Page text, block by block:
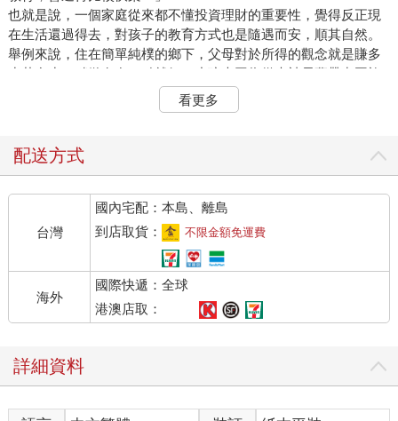
也就是說，一個家庭從來都不懂投資理財的重要性，覺得反正現
在生活還過得去，對孩子的教育方式也是隨遇而安，順其自然。
舉例來說，住在簡單純樸的鄉下，父母對於所得的觀念就是賺多
少花多少，稍微有存一點就好。小孩也因為從未被長輩帶出國旅
遊，沒有跨縣市跑動，就這樣生活著。
聽起來很棒，彷彿就是世外桃源。
單純的。在以前的年代，大家還會給予很好的評價，認為這樣就
以前「財商」這個詞還不普及，能吃飽過日子就很好了。
然而，人是群居的動物。受教育，或者跨縣市找工作的過程，很
難不增廣見聞，看到不同的世界，產生不同的想法。
這孩子很高機率有一天要到都會區念大學、研究所，或者找工
作。他會立即面對「跟家鄉完全不同的物價水準」。
這時，衝擊會排山倒海而來，他會產生幾個疑惑：
「以前爸媽說一天開銷三百元就蠻多的，吃三餐絕對夠。為什麼
現在一天預算設定五百元還是很吃力？」
家真的都那麼有錢？」
「來都會區上班，就是因為看到徵才訊息開的薪資比家鄉高。但
是，多賺這一、兩萬元，被房租、物價吃掉後，彷彿一場白忙。
看更多
配送方式
台灣
國內宅配：本島、離島
到店取貨：
不限金額免運費
海外
國際快遞：全球
港澳店取：
詳細資料